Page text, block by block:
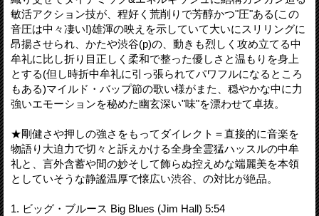
敏活アクション技が、程好く荒削りで芳醇かつ"圧"ある(この
音圧は中々凄い!)雄渾の映えを示していて大いにスリリングに
昂揚させられ、かたや渋谷(p)の、動きも烈しく攻め立てる中
牟礼に比し折り目正しく柔和で整った優しさと温もりを身上
とする(但し時折中牟礼に引っ張られてパワフルになるところ
もある)マイルド・バップ節の歌い様がまた、穏やかな中に力
強いエモーションを秘めた幽玄深い"味"を漂わせて卓抜。
★剛健さや押しの強さをもってダイレクト＝直接的に音楽を
物語り大迫力で切々と訴えかける全身全霊猛ハッスルの中牟
礼と、言外含蓄や間の妙そして飾らぬ控えめな端麗美を本領
としていそうな静謐温厚で懐広い渋谷、の対比が絶品。
1. ビッグ・ブルース Big Blues (Jim Hall) 5:54